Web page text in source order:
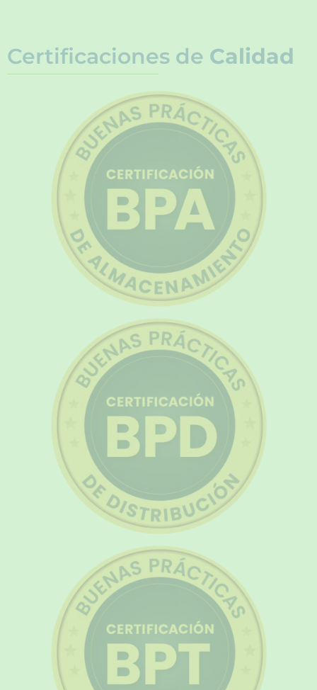
Certificaciones de Calidad